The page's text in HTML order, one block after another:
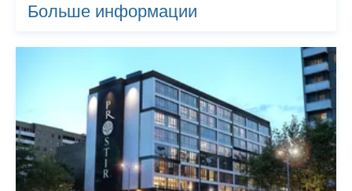
Больше информации